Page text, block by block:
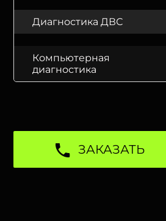
Диагностика ДВС
Компьютерная
диагностика
ЗАКАЗАТЬ